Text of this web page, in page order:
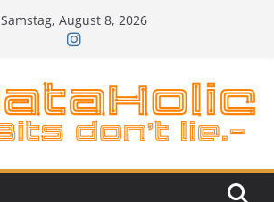
Samstag, August 8, 2026